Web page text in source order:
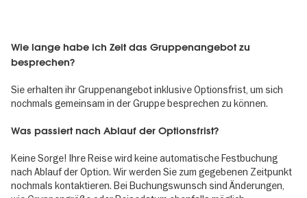
Wie lange habe ich Zeit das Gruppenangebot zu
besprechen?
Sie erhalten ihr Gruppenangebot inklusive Optionsfrist, um sich
nochmals gemeinsam in der Gruppe besprechen zu können.
Was passiert nach Ablauf der Optionsfrist?
Keine Sorge! Ihre Reise wird keine automatische Festbuchung
nach Ablauf der Option. Wir werden Sie zum gegebenen Zeitpunkt
nochmals kontaktieren. Bei Buchungswunsch sind Änderungen,